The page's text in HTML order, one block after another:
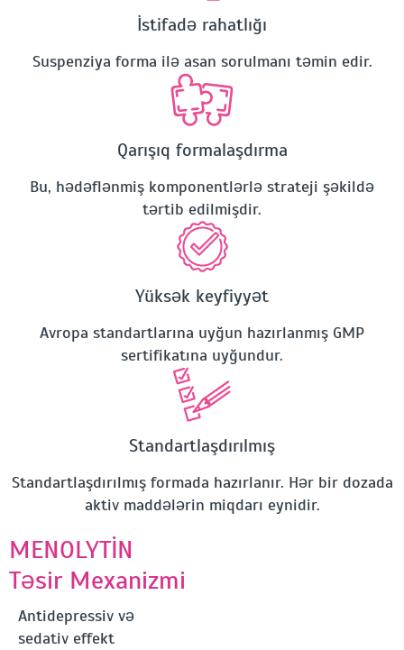
İstifadə rahatlığı
Suspenziya forma ilə asan sorulmanı təmin edir.
Qarışıq formalaşdırma
Bu, hədəflənmiş komponentlərlə strateji şəkildə
tərtib edilmişdir.
Yüksək keyfiyyət
Avropa standartlarına uyğun hazırlanmış GMP
sertifikatına uyğundur.
Standartlaşdırılmış
Standartlaşdırılmış formada hazırlanır. Hər bir dozada
aktiv maddələrin miqdarı eynidir.
MENOLYTİN
Təsir Mexanizmi
Antidepressiv və
sedativ effekt